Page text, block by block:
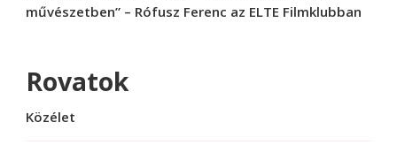
művészetben” – Rófusz Ferenc az ELTE Filmklubban
Rovatok
Közélet